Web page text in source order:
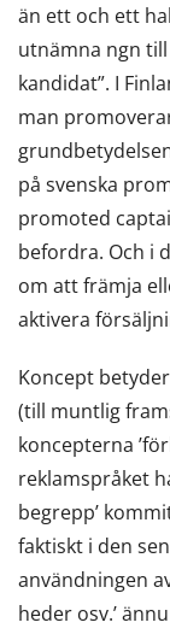
än ett och ett
utnämna ngn
kandidat”. I
man
på svenska
promoted
befordra. Och i
om att främja
aktivera
Koncept
(till muntlig
koncepterna
reklamspråket
begrepp’
faktiskt i den
användningen
heder osv.’